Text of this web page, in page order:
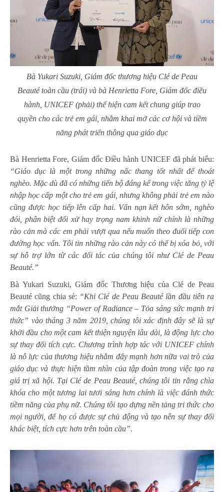
Bà Yukari Suzuki, Giám đốc thương hiệu Clé de Peau
Beauté toàn cầu (trái) và bà Henrietta Fore, Giám đốc điều
hành, UNICEF (phải) thể hiện cam kết chung giúp trao
quyền cho các trẻ em gái, nhằm khai mở các cơ hội và tiềm
năng phát triển thông qua giáo dục
Bà Henrietta Fore, Giám đốc Điều hành UNICEF đã phát biểu:
“Giáo dục là một trong những nấc thang tốt nhất để thoát
nghèo. Mặc dù đã có những tiến bộ đáng kể trong việc tăng tỷ lệ
nhập học cấp một cho trẻ em gái, nhưng không phải trẻ em nào
cũng được học tiếp lên cấp hai. Vấn nạn kết hôn sớm, nghèo
đói, phân biệt đối xử hay trọng nam khinh nữ chính là những
rào cản mà các em phải vượt qua nếu muốn theo đuổi tiếp con
đường học vấn. Tôi tin những rào cản này có thể bị xóa bỏ, với
sự hỗ trợ lớn từ các đối tác của chúng tôi như Clé de Peau
Beauté.”
Bà Yukari Suzuki, Giám đốc Thương hiệu của Clé de Peau
Beauté cũng chia sẻ: “Khi Clé de Peau Beauté lần đầu tiên ra
mắt Giải thưởng “Power of Radiance – Tỏa sáng sức mạnh tri
thức” vào tháng 3 năm 2019, chúng tôi xác định đây sẽ là sự
khởi đầu cho một cam kết thiện nguyện lâu dài, là động lực cho
sự thay đổi tích cực. Chương trình hợp tác với UNICEF chính
là nỗ lực của thương hiệu nhằm đẩy mạnh hơn nữa vai trò của
giáo dục và thực hiện tầm nhìn của tập đoàn trong việc tạo ra
giá trị xã hội. Tại Clé de Peau Beauté, chúng tôi tin rằng chìa
khóa cho một tương lai tươi sáng hơn chính là việc đánh thức
tiềm năng của phụ nữ. Chúng tôi tạo dựng nền tảng tri thức cho
mọi người, để họ có được sự chủ động và tạo nên sự thay đổi
khác biệt, tích cực hơn trên toàn cầu”.